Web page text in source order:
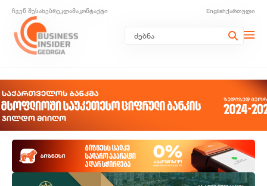
ჩვენ შესახებრეკლამაკონტაქტი Englishქართული